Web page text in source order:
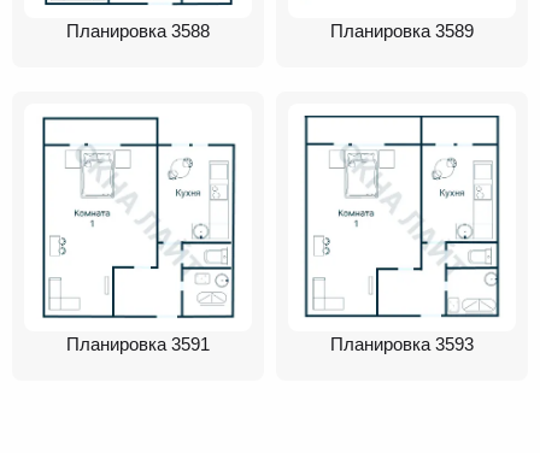
Планировка 3588 Планировка 3589
Планировка 3591 Планировка 3593